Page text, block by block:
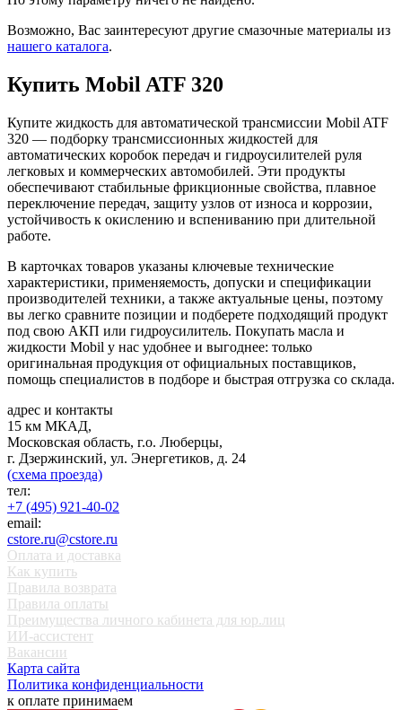
Возможно, Вас заинтересуют другие смазочные материалы из
нашего каталога.
Купить Mobil ATF 320
Купите жидкость для автоматической трансмиссии Mobil ATF
320 — подборку трансмиссионных жидкостей для
автоматических коробок передач и гидроусилителей руля
легковых и коммерческих автомобилей. Эти продукты
обеспечивают стабильные фрикционные свойства, плавное
переключение передач, защиту узлов от износа и коррозии,
устойчивость к окислению и вспениванию при длительной
работе.
В карточках товаров указаны ключевые технические
характеристики, применяемость, допуски и спецификации
производителей техники, а также актуальные цены, поэтому
вы легко сравните позиции и подберете подходящий продукт
под свою АКП или гидроусилитель. Покупать масла и
жидкости Mobil у нас удобнее и выгоднее: только
оригинальная продукция от официальных поставщиков,
помощь специалистов в подборе и быстрая отгрузка со склада.
адрес и контакты
15 км МКАД,
Московская область, г.о. Люберцы,
г. Дзержинский, ул. Энергетиков, д. 24
(схема проезда)
тел:
+7 (495) 921-40-02
email:
cstore.ru@cstore.ru
Оплата и доставка
Как купить
Правила возврата
Правила оплаты
Преимущества личного кабинета для юр.лиц
ИИ-ассистент
Вакансии
Карта сайта
Политика конфиденциальности
к оплате принимаем